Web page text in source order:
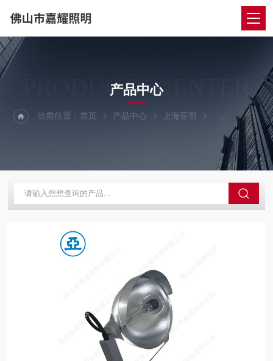
PRODUCTS CENTER
产品中心
当前位置：首页 产品中心 上海亚明 上海亚明泛光灯